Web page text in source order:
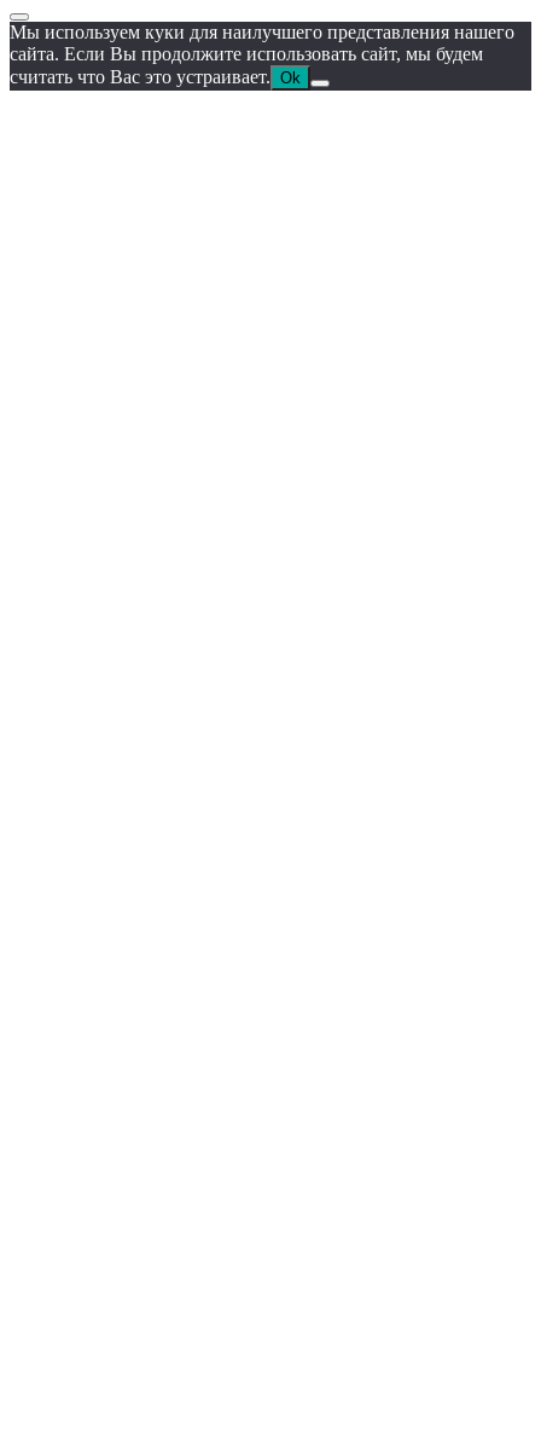
Мы используем куки для наилучшего представления нашего
сайта. Если Вы продолжите использовать сайт, мы будем
считать что Вас это устраивает. Ok